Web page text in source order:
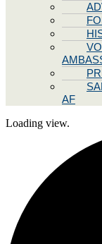
AF
Loading view.